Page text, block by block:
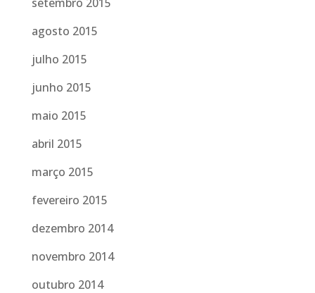
agosto 2015
julho 2015
junho 2015
maio 2015
abril 2015
março 2015
fevereiro 2015
dezembro 2014
novembro 2014
outubro 2014